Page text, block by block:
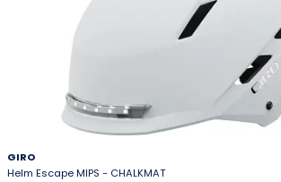
GIRO
Helm Escape MIPS - CHALKMAT